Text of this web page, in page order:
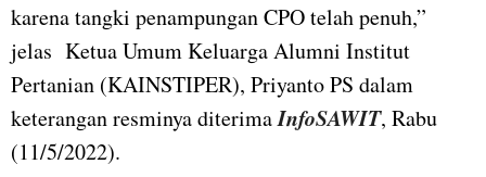
karena tangki penampungan CPO telah penuh,”
jelas Ketua Umum Keluarga Alumni Institut
Pertanian (KAINSTIPER), Priyanto PS dalam
keterangan resminya diterimaInfoSAWIT, Rabu
(11/5/2022).